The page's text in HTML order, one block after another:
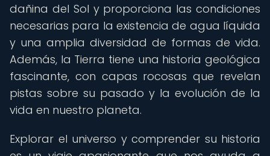
dañina del Sol y proporciona las condiciones
necesarias para la existencia de agua líquida
y una amplia diversidad de formas de vida.
Además, la Tierra tiene una historia geológica
fascinante, con capas rocosas que revelan
pistas sobre su pasado y la evolución de la
vida en nuestro planeta.
Explorar el universo y comprender su historia